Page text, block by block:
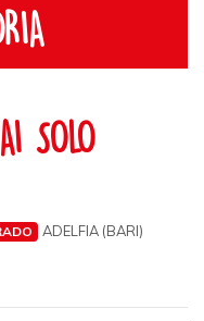
SOLO
ADELFIA (BARI)